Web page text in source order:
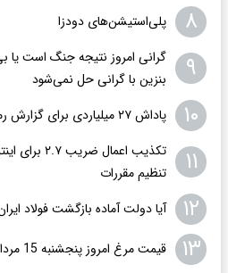
۸ پلی‌استیشن‌های دودزا
۹
گرانی امروز نتیجه جنگ است یا
بنزین با گرانی حل نمی‌شود
۱۰ پاداش ۲۷ میلیاردی برای گزارش رمزارز غیرمجاز
۱۱
تکذیب
تنظیم مقررات
۱۲ آیا دولت آماده بازگشت فولاد
۱۳ قیمت مرغ امروز پنجشنبه 15 مرداد 1405